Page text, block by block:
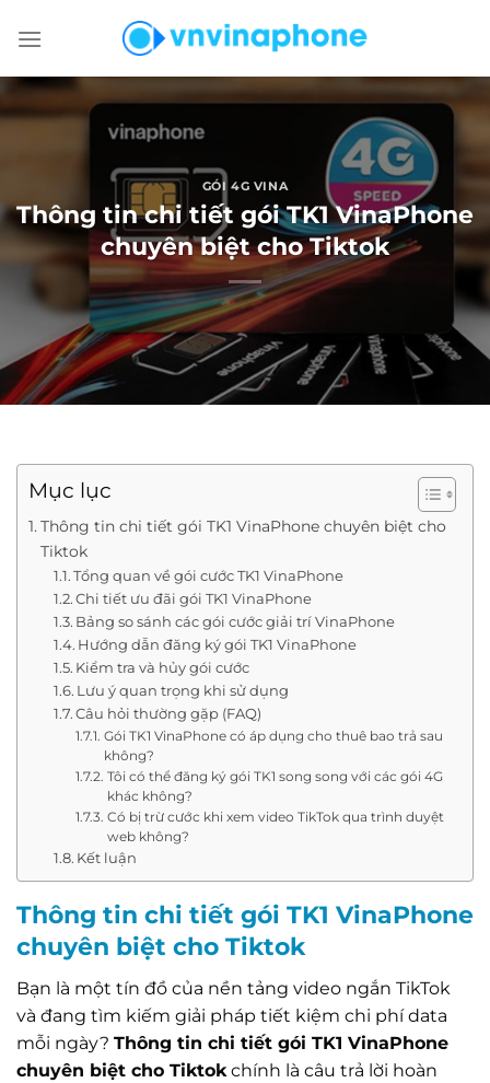
đến
dung
GÓI 4G VINA
Thông tin chi tiết gói TK1 VinaPhone
chuyên biệt cho Tiktok
Mục lục
Thông tin chi tiết gói TK1 VinaPhone chuyên biệt cho
Tiktok
Tổng quan về gói cước TK1 VinaPhone
Chi tiết ưu đãi gói TK1 VinaPhone
Bảng so sánh các gói cước giải trí VinaPhone
Hướng dẫn đăng ký gói TK1 VinaPhone
Kiểm tra và hủy gói cước
Lưu ý quan trọng khi sử dụng
Câu hỏi thường gặp (FAQ)
Gói TK1 VinaPhone có áp dụng cho thuê bao trả sau
không?
Tôi có thể đăng ký gói TK1 song song với các gói 4G
khác không?
Có bị trừ cước khi xem video TikTok qua trình duyệt
web không?
Kết luận
Thông tin chi tiết gói TK1 VinaPhone
chuyên biệt cho Tiktok
Bạn là một tín đồ của nền tảng video ngắn TikTok
và đang tìm kiếm giải pháp tiết kiệm chi phí data
mỗi ngày? Thông tin chi tiết gói TK1 VinaPhone
chuyên biệt cho Tiktokchính là câu trả lời hoàn